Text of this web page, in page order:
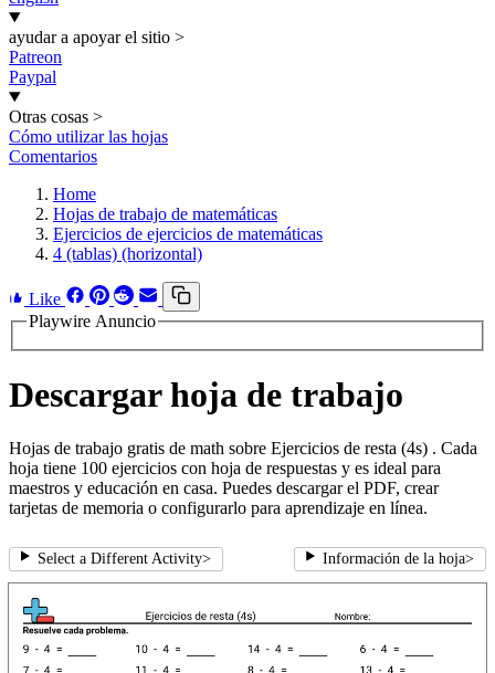
ayudar a apoyar el sitio >
Patreon
Paypal
Otras cosas >
Cómo utilizar las hojas
Comentarios
Home
Hojas de trabajo de matemáticas
Ejercicios de ejercicios de matemáticas
4 (tablas) (horizontal)
Like
Playwire Anuncio
Descargar hoja de trabajo
Hojas de trabajo gratis de math sobre Ejercicios de resta (4s) . Cada
hoja tiene 100 ejercicios con hoja de respuestas y es ideal para
maestros y educación en casa. Puedes descargar el PDF, crear
tarjetas de memoria o configurarlo para aprendizaje en línea.
Select a Different Activity> Información de la hoja>